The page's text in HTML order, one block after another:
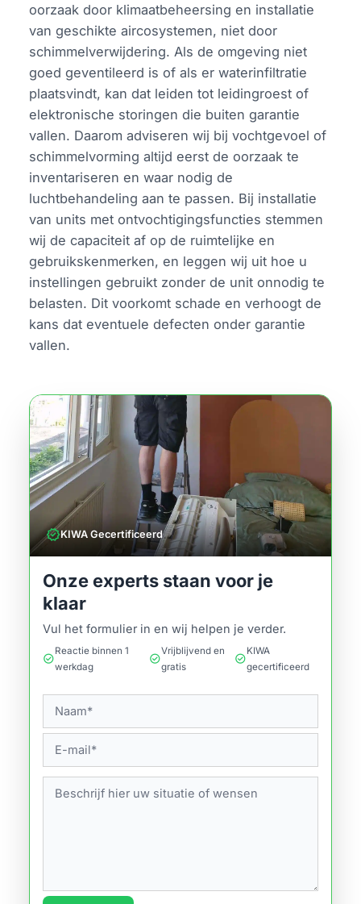
oorzaak door klimaatbeheersing en installatie
van geschikte aircosystemen, niet door
schimmelverwijdering. Als de omgeving niet
goed geventileerd is of als er waterinfiltratie
plaatsvindt, kan dat leiden tot leidingroest of
elektronische storingen die buiten garantie
vallen. Daarom adviseren wij bij vochtgevoel of
schimmelvorming altijd eerst de oorzaak te
inventariseren en waar nodig de
luchtbehandeling aan te passen. Bij installatie
van units met ontvochtigingsfuncties stemmen
wij de capaciteit af op de ruimtelijke en
gebruikskenmerken, en leggen wij uit hoe u
instellingen gebruikt zonder de unit onnodig te
belasten. Dit voorkomt schade en verhoogt de
kans dat eventuele defecten onder garantie
vallen.
verifiedKIWA Gecertificeerd
Onze experts staan voor je
klaar
Vul het formulier in en wij helpen je verder.
check_circle
Reactie binnen 1
werkdag
check_circle
Vrijblijvend en
gratis
check_circle
KIWA
gecertificeerd